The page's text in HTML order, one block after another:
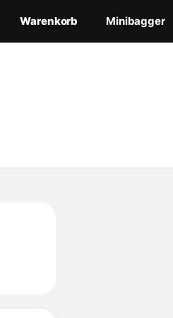
Warenkorb Minibagger